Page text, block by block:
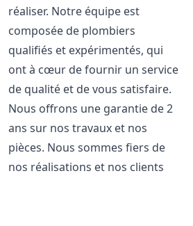
réaliser. Notre équipe est
composée de plombiers
qualifiés et expérimentés, qui
ont à cœur de fournir un service
de qualité et de vous satisfaire.
Nous offrons une garantie de 2
ans sur nos travaux et nos
pièces. Nous sommes fiers de
nos réalisations et nos clients